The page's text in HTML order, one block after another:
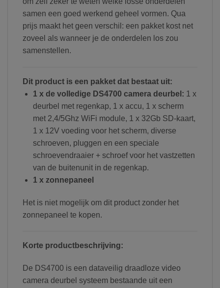
samen een goed werkend geheel vormen. Qua
prijs maakt het geen verschil: een pakket kost net
zoveel als wanneer je de onderdelen los zou
samenstellen.
Dit product is een pakket dat bestaat uit:
1 x de volledige DS4700 camera deurbel: 1 x
deurbel met regenkap, 1 x accu, 1 x scherm
met 2,4/5Ghz WiFi module, 1 x 32Gb SD-kaart,
1 x 12V voeding voor het scherm, diverse
schroeven, pluggen en een speciale
schroevendraaier + schroef voor het vastzetten
van de buitenunit in de regenkap.
1 x zonnepaneel
Het is niet mogelijk om dit product zonder het
zonnepaneel te kopen.
Korte productbeschrijving:
De DS4700 is een dataveilig draadloze video
camera deurbel systeem bestaande uit een